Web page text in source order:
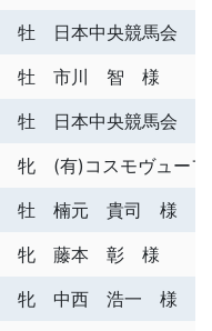
牡
日本中央競馬会 様
牡
市川 智 様
牡
日本中央競馬会 様
牝
(有)コスモヴュー
牡
楠元 貴司 様
牝
藤本 彰 様
牝
中西 浩一 様